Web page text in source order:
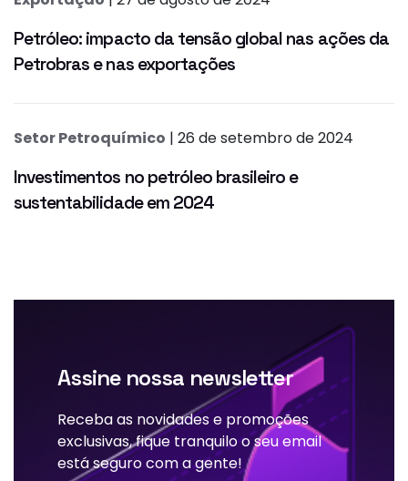
Petróleo: impacto da tensão global nas ações da
Petrobras e nas exportações
Setor Petroquímico | 26 de setembro de 2024
Investimentos no petróleo brasileiro e
sustentabilidade em 2024
Assine nossa newsletter
Receba as novidades e promoções
exclusivas, fique tranquilo o seu email
está seguro com a gente!